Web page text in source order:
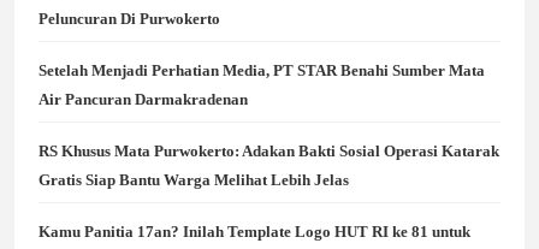
Peluncuran Di Purwokerto
Setelah Menjadi Perhatian Media, PT STAR Benahi Sumber Mata
Air Pancuran Darmakradenan
RS Khusus Mata Purwokerto: Adakan Bakti Sosial Operasi Katarak
Gratis Siap Bantu Warga Melihat Lebih Jelas
Kamu Panitia 17an? Inilah Template Logo HUT RI ke 81 untuk